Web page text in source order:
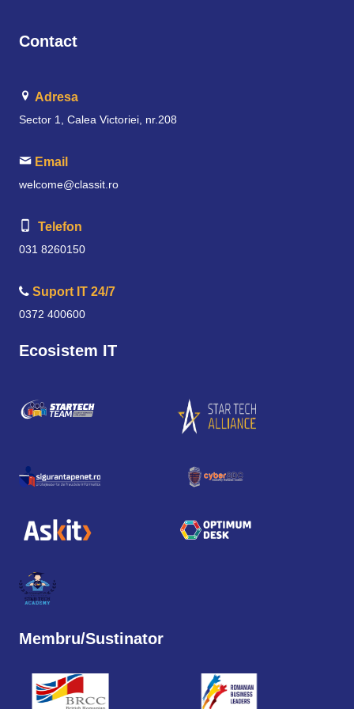
Contact
Adresa
Sector 1, Calea Victoriei, nr.208
Email
welcome@classit.ro
Telefon
031 8260150
Suport IT 24/7
0372 400600
Ecosistem IT
Membru/Sustinator